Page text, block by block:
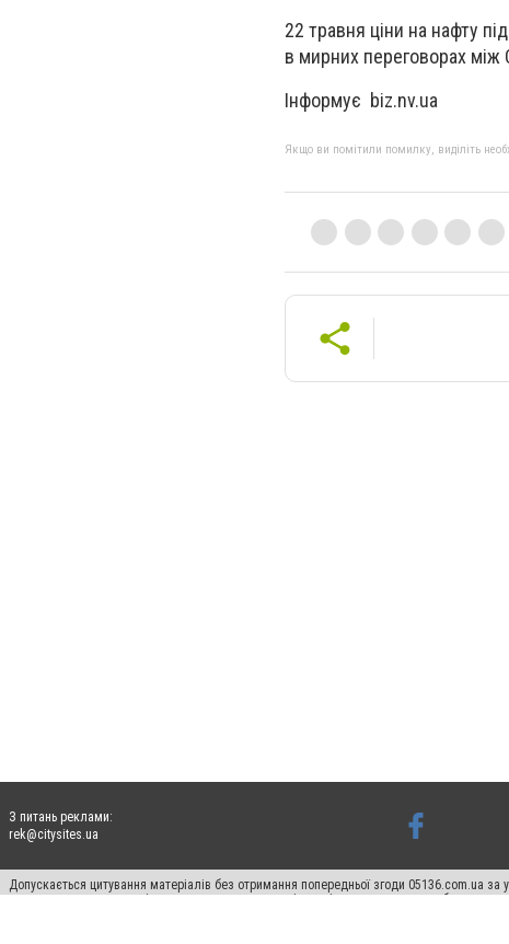
22 травня ціни на нафту
в мирних переговорах між
Інформує biz.nv.ua
Якщо ви помітили помилку, виділіть
З питань реклами:
rek@citysites.ua
Допускається цитування матеріалів без отримання попередньої згоди 05136.com.ua
для пошукових систем гіперпосилання на цитовані статті не нижче другого абзацу в